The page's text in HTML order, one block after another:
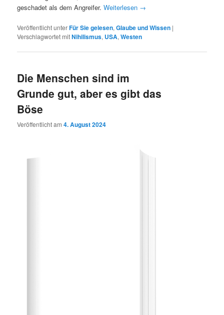
geschadet als dem Angreifer.Weiterlesen →
Veröffentlicht unterFür Sie gelesen,Glaube und Wissen |
Verschlagwortet mitNihilismus, USA,Westen
Die Menschen sind im
Grunde gut, aber es gibt das
Böse
Veröffentlicht am4. August 2024